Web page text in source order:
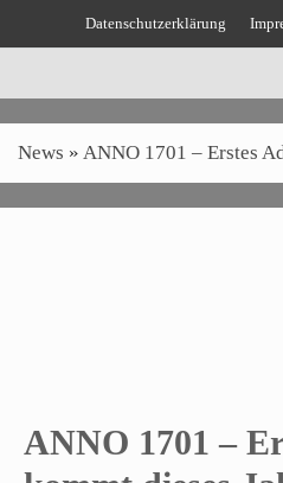
Datenschutzerklärung
News » ANNO 1701 – Erstes
ANNO 1701 –